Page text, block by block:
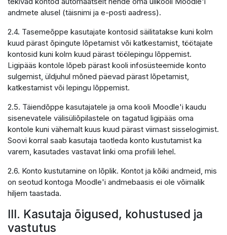
andmete alusel (täisnimi ja e-posti aadress).
2.4. Tasemeõppe kasutajate kontosid säilitatakse kuni kolm
kuud pärast õpingute lõpetamist või katkestamist, töötajate
kontosid kuni kolm kuud pärast töölepingu lõppemist.
Ligipääs kontole lõpeb pärast kooli infosüsteemide konto
sulgemist, üldjuhul mõned päevad pärast lõpetamist,
katkestamist või lepingu lõppemist.
2.5. Täiendõppe kasutajatele ja oma kooli Moodle'i kaudu
sisenevatele välisüliõpilastele on tagatud ligipääs oma
kontole kuni vähemalt kuus kuud pärast viimast sisselogimist.
Soovi korral saab kasutaja taotleda konto kustutamist ka
varem, kasutades vastavat linki oma profiili lehel.
2.6. Konto kustutamine on lõplik. Kontot ja kõiki andmeid, mis
on seotud kontoga Moodle'i andmebaasis ei ole võimalik
hiljem taastada.
III. Kasutaja õigused, kohustused ja
vastutus